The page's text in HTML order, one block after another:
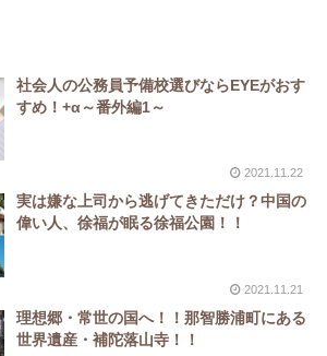
社会人の公務員予備校選びならEYEがおす
すめ！+α～番外編1～
2021.11.22
実は嫌な上司から逃げてきただけ？中国の
偉い人、徐福が眠る徐福公園！！
2021.11.21
理想郷・常世の国へ！！那智勝浦町にある
世界遺産・補陀落山寺！！